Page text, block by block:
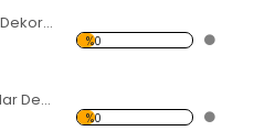
İskambil Şekilleri Dekoratif Kırılmaz Ayna
%0
Kum Saati ve Zarlar Dekoratif Kırılmaz Ayna
%0